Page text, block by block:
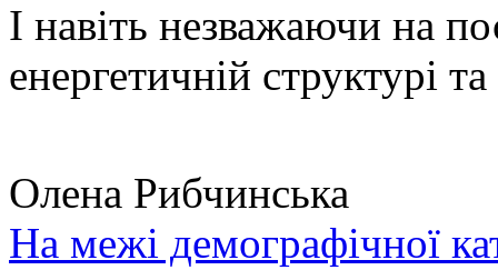
І навіть незважаючи на
енергетичній структурі
Олена Рибчинська
На межі демографічної